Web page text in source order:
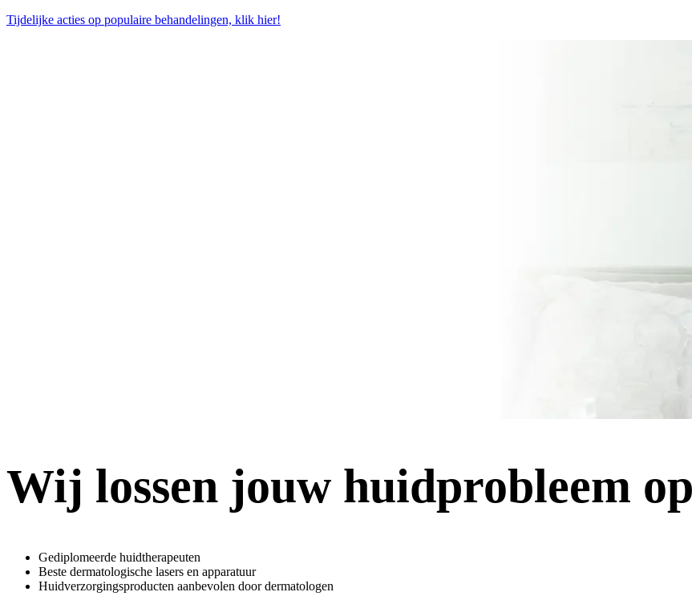
Tijdelijke acties op populaire behandelingen, klik hier!
Wij lossen jouw huidprobleem op
Gediplomeerde huidtherapeuten
Beste dermatologische lasers en apparatuur
Huidverzorgingsproducten aanbevolen door dermatologen